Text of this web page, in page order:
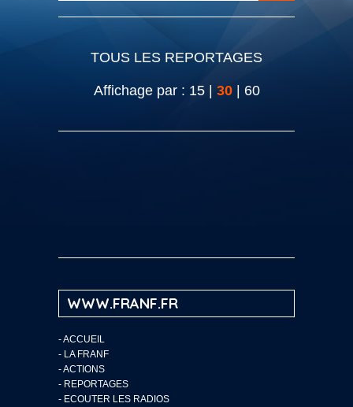
TOUS LES REPORTAGES
Affichage par : 15| 30| 60
WWW.FRANF.FR
-ACCUEIL
- LA FRANF
-ACTIONS
- REPORTAGES
- ECOUTER LES RADIOS